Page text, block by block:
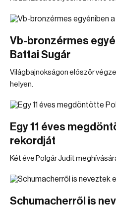
Vb-bronzérmes
Battai Sugár
Világbajnokságon először
helyen.
Egy 11 éves
rekordját
Két éve Polgár Judit
Schumacherről is